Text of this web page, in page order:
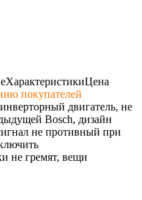
ХарактеристикиЦена
покупателей
двигатель, не
Bosch, дизайн
не противный при
не гремят, вещи